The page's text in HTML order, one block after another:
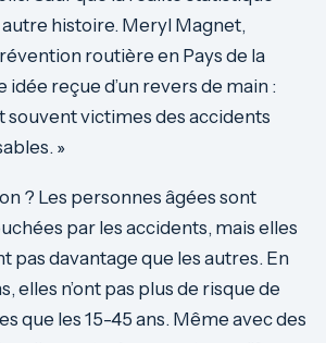
histoire. Meryl Magnet,
routière en Pays de la
idée reçue d’un revers de main :
souvent victimes des accidents
»
? Les personnes âgées sont
par les accidents, mais elles
pas davantage que les autres. En
elles n’ont pas plus de risque de
que les 15-45 ans. Même avec des